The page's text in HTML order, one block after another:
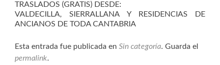
TRASLADOS (GRATIS) DESDE:
VALDECILLA, SIERRALLANA Y RESIDENCIAS DE
ANCIANOS DE TODA CANTABRIA
Esta entrada fue publicada en Sin categoría. Guarda el
permalink.